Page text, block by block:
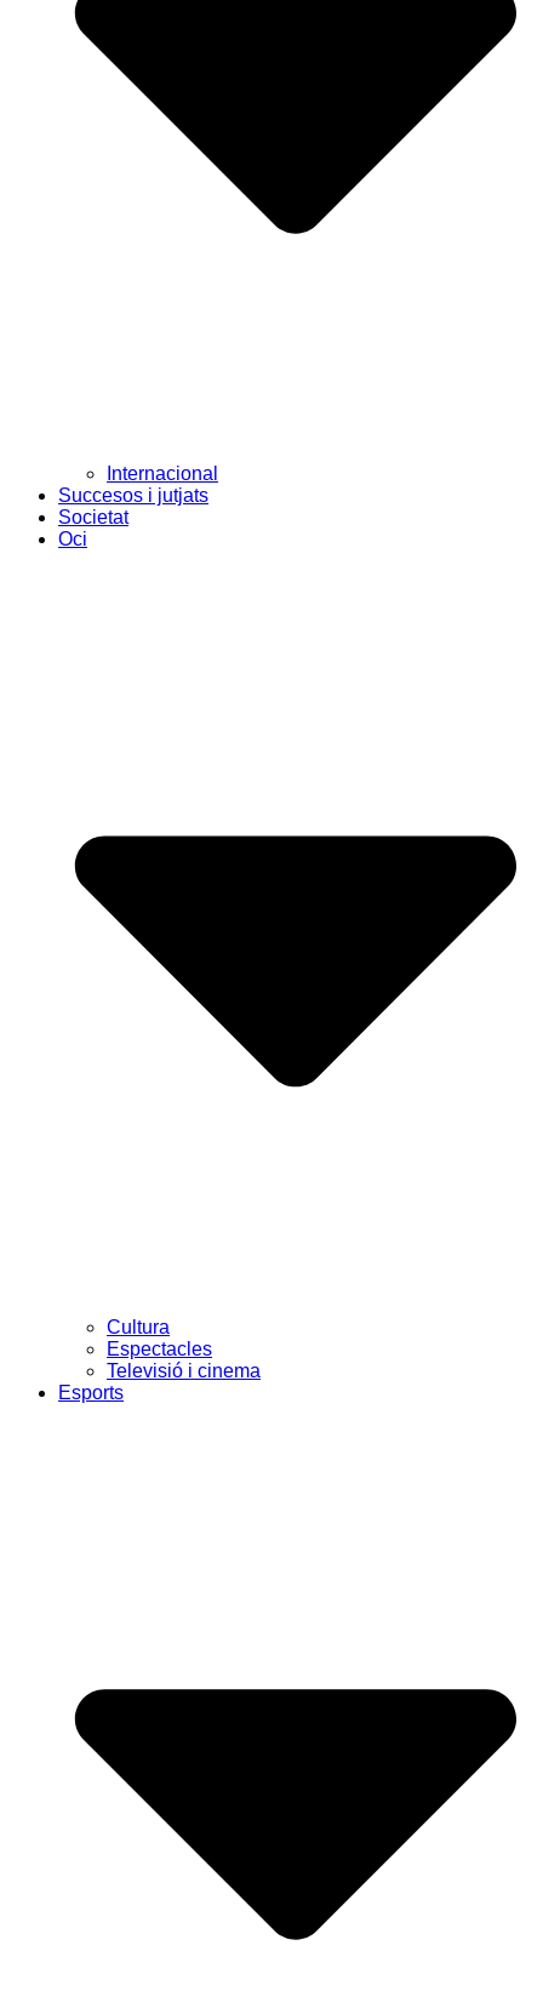
Internacional
Succesos i jutjats
Societat
Oci
Cultura
Espectacles
Televisió i cinema
Esports